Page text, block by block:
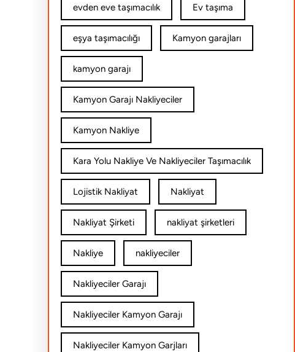
evden eve taşımacılık Ev taşıma
eşya taşımacılığı Kamyon garajları
kamyon garajı
Kamyon Garajı Nakliyeciler
Kamyon Nakliye
Kara Yolu Nakliye Ve Nakliyeciler Taşımacılık
Lojistik Nakliyat Nakliyat
Nakliyat Şirketi nakliyat şirketleri
Nakliye nakliyeciler
Nakliyeciler Garajı
Nakliyeciler Kamyon Garajı
Nakliyeciler Kamyon Garjları